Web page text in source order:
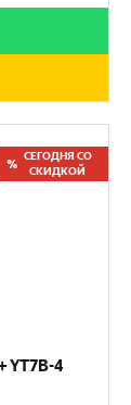
СЕГОДНЯ СО
СКИДКОЙ
YT7B-4